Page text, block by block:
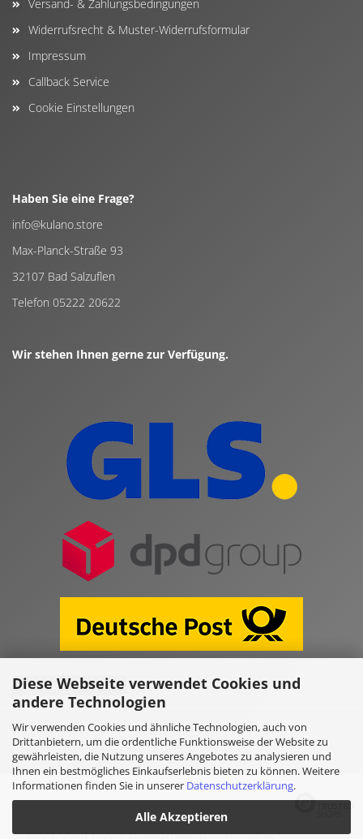
Diese Webseite verwendet Cookies und
andere Technologien
Wir verwenden Cookies und ähnliche Technologien, auch von
Drittanbietern, um die ordentliche Funktionsweise der Website zu
gewährleisten, die Nutzung unseres Angebotes zu analysieren und
Ihnen ein bestmögliches Einkaufserlebnis bieten zu können. Weitere
Informationen finden Sie in unserer Datenschutzerklärung.
Alle Akzeptieren
Versand- & Zahlungsbedingungen
Widerrufsrecht & Muster-Widerrufsformular
Impressum
Callback Service
Cookie Einstellungen
Haben Sie eine Frage?
info@kulano.store
Max-Planck-Straße 93
32107 Bad Salzuflen
Telefon 05222 20622
Wir stehen Ihnen gerne zur Verfügung.
Vertrag widerrufen
Online Shop erstellenmit Gambio.de © 2026
Ausgewählte Top-Bewertungen für www.kulano.store/de